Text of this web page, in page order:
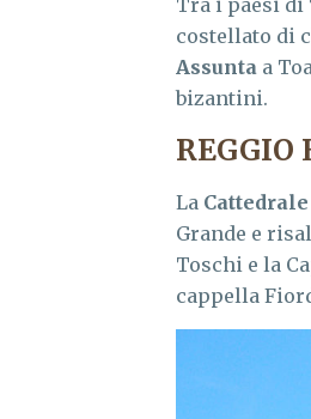
Tra i paesi di
costellato di
Assunta a
bizantini.
La
Grande e
Toschi e la
cappella